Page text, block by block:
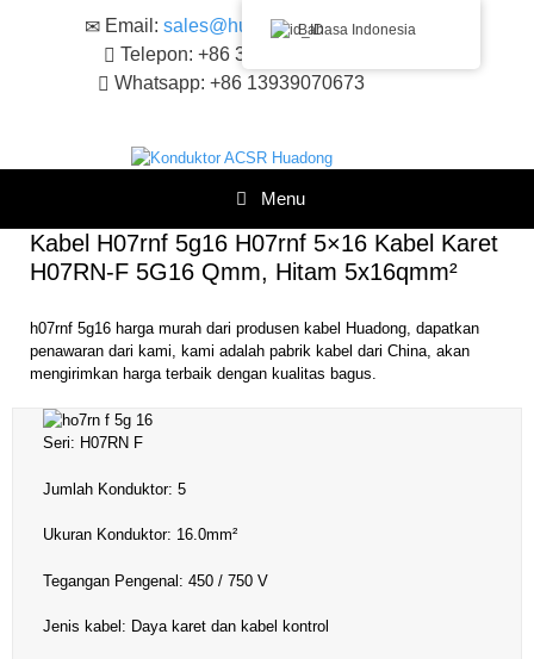
Email: sales@huadongacsr.com
Telepon: +86 371-86230866
Whatsapp: +86 13939070673
Menu
Kabel H07rnf 5g16 H07rnf 5×16 Kabel Karet
H07RN-F 5G16 Qmm, Hitam 5x16qmm²
h07rnf 5g16 harga murah dari produsen kabel Huadong, dapatkan
penawaran dari kami, kami adalah pabrik kabel dari China, akan
mengirimkan harga terbaik dengan kualitas bagus.
Seri: H07RN F
Jumlah Konduktor: 5
Ukuran Konduktor: 16.0mm²
Tegangan Pengenal: 450 / 750 V
Jenis kabel: Daya karet dan kabel kontrol
Bahasa Indonesia